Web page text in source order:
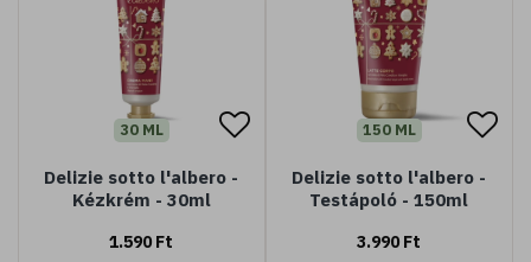
30 ML
Delizie sotto l'albero -
Kézkrém - 30ml
1.590 Ft
150 ML
Delizie sotto l'albero -
Testápoló - 150ml
3.990 Ft